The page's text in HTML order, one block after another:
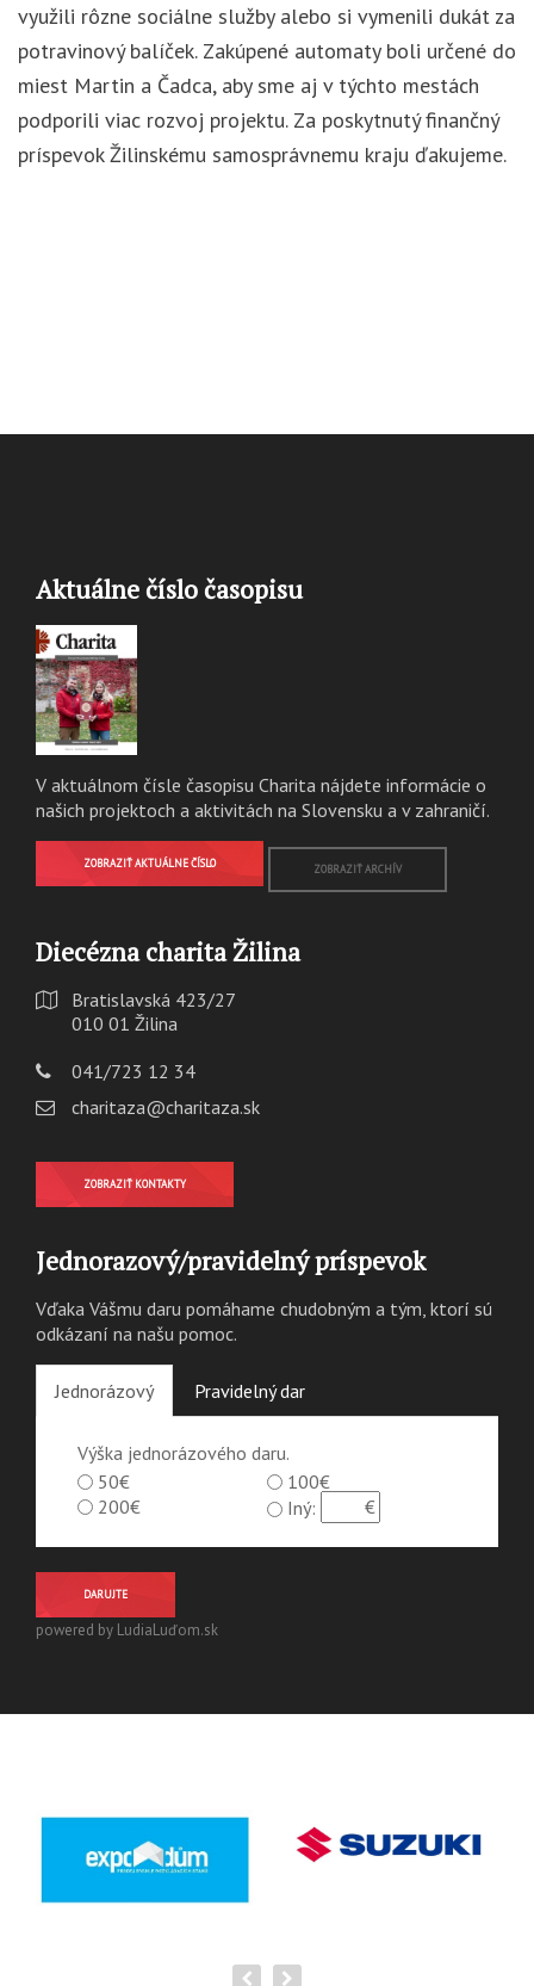
využili rôzne sociálne služby alebo si vymenili dukát za
potravinový balíček. Zakúpené automaty boli určené do
miest Martin a Čadca, aby sme aj v týchto mestách
podporili viac rozvoj projektu. Za poskytnutý finančný
príspevok Žilinskému samosprávnemu kraju ďakujeme.
Aktuálne číslo časopisu
V aktuálnom čísle časopisu Charita nájdete informácie o
našich projektoch a aktivitách na Slovensku a v zahraničí.
ZOBRAZIŤ AKTUÁLNE ČÍSLO ZOBRAZIŤ ARCHÍV
Diecézna charita Žilina
Bratislavská 423/27
010 01 Žilina
041/723 12 34
charitaza@charitaza.sk
ZOBRAZIŤ KONTAKTY
Jednorazový/pravidelný príspevok
Vďaka Vášmu daru pomáhame chudobným a tým, ktorí sú
odkázaní na našu pomoc.
Jednorázový Pravidelný dar
Výška jednorázového daru.
50€
100€
200€
Iný:
DARUJTE
powered by LudiaLuďom.sk